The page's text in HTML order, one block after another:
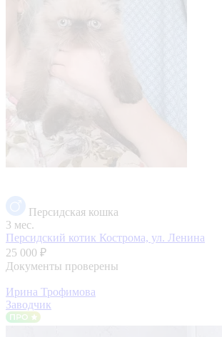
Персидская кошка
3 мес.
Персидский котик Кострома, ул. Ленина
25 000 ₽
Документы проверены
Ирина Трофимова
Заводчик